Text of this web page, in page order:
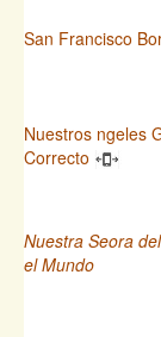
San Francisco
Nuestros ngeles
Correcto
Nuestra Seora
el Mundo